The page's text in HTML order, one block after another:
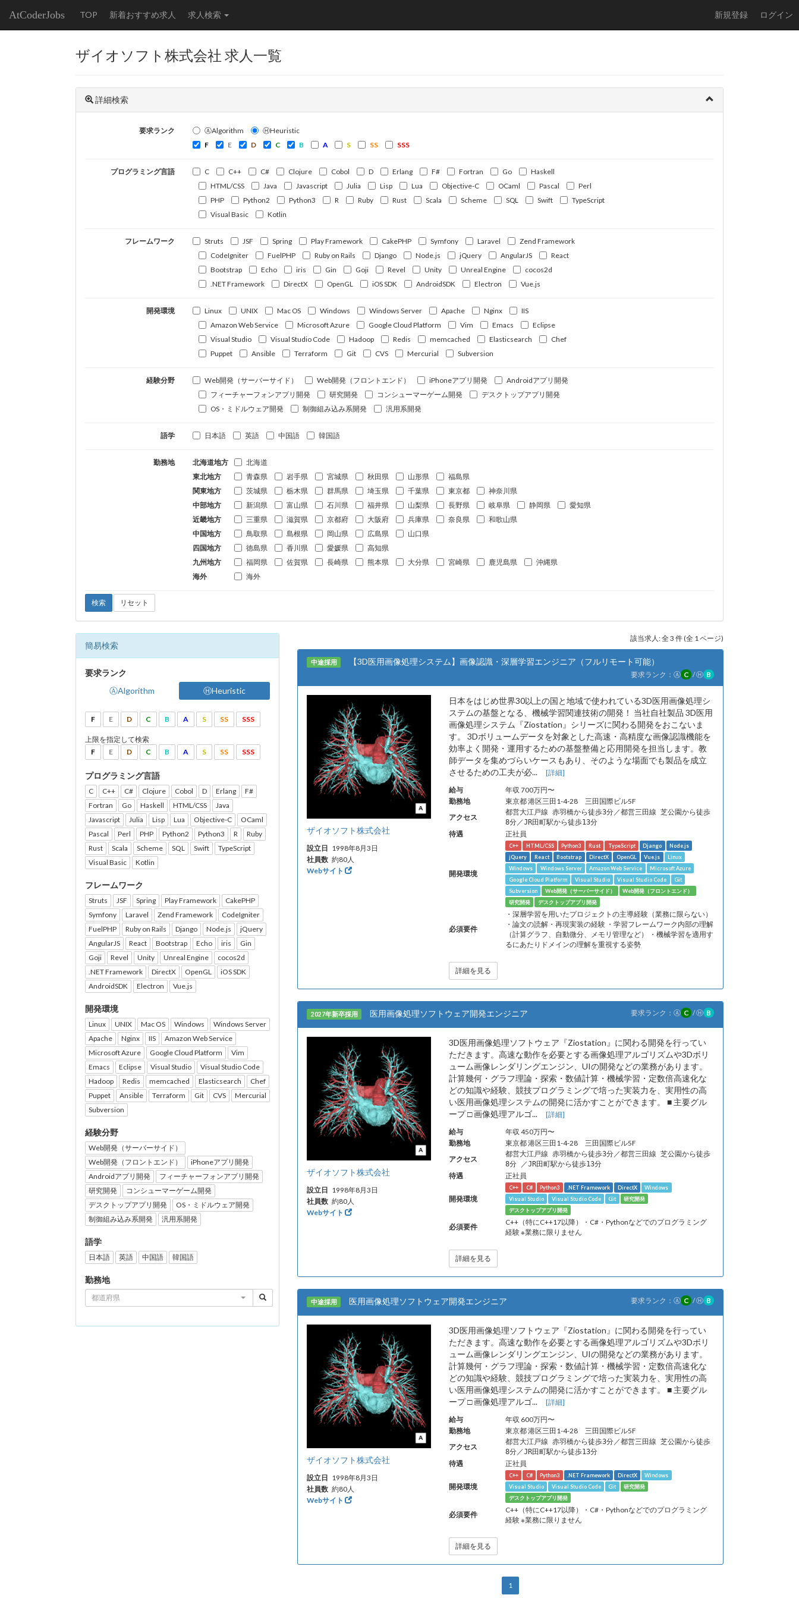
AtCoderJobs TOP 新着おすすめ求人 求人検索 新規登録 ログイン
ザイオソフト株式会社 求人一覧
詳細検索
要求ランク ⒶAlgorithm
ⒽHeuristic
F
E D C B A S SS SSS
プログラミング言語 C C++ C# Clojure Cobol D Erlang F# Fortran Go
Haskell
HTML/CSS
Java Javascript Julia Lisp Lua Objective-C OCaml Pascal
Perl
PHP
Python2 Python3 R Ruby Rust Scala Scheme SQL Swift
TypeScript
Visual Basic
Kotlin
フレームワーク Struts JSF Spring Play Framework CakePHP Symfony Laravel
Zend Framework
CodeIgniter
FuelPHP Ruby on Rails Django Node.js jQuery AngularJS
React
Bootstrap
Echo iris Gin Goji Revel Unity Unreal Engine
cocos2d
.NET Framework
DirectX OpenGL iOS SDK AndroidSDK Electron Vue.js
開発環境 Linux UNIX Mac OS Windows Windows Server Apache Nginx
IIS
Amazon Web Service
Microsoft Azure Google Cloud Platform Vim Emacs
Eclipse
Visual Studio
Visual Studio Code Hadoop Redis memcached Elasticsearch
Chef
Puppet
Ansible Terraform Git CVS Mercurial Subversion
経験分野 Web開発（サーバーサイド） Web開発（フロントエンド） iPhoneアプリ開発
Androidアプリ開発
フィーチャーフォンアプリ開発
研究開発 コンシューマーゲーム開発
デスクトップアプリ開発
OS・ミドルウェア開発
制御組み込み系開発 汎用系開発
語学 日本語 英語 中国語 韓国語
勤務地 北海道地方
北海道
東北地方
青森県 岩手県 宮城県 秋田県 山形県
福島県
関東地方
茨城県 栃木県 群馬県 埼玉県 千葉県 東京都
神奈川県
中部地方
新潟県 富山県 石川県 福井県 山梨県 長野県 岐阜県 静岡県
愛知県
近畿地方
三重県 滋賀県 京都府 大阪府 兵庫県 奈良県
和歌山県
中国地方
鳥取県 島根県 岡山県 広島県
山口県
四国地方
徳島県 香川県 愛媛県
高知県
九州地方
福岡県 佐賀県 長崎県 熊本県 大分県 宮崎県 鹿児島県
沖縄県
海外
海外
検索 リセット
簡易検索
要求ランク
ⒶAlgorithm
ⒽHeuristic
F E D C B A S SS SSS
上限を指定して検索
F
E D C B A S SS SSS
プログラミング言語
C C++ C# Clojure Cobol D Erlang
F#
Fortran
Go Haskell HTML/CSS
Java
Javascript
Julia Lisp Lua Objective-C
OCaml
Pascal
Perl PHP Python2 Python3 R
Ruby
Rust
Scala Scheme SQL Swift
TypeScript
Visual Basic
Kotlin
フレームワーク
Struts JSF Spring Play Framework
CakePHP
Symfony
Laravel Zend Framework
CodeIgniter
FuelPHP
Ruby on Rails Django Node.js
jQuery
AngularJS
React Bootstrap Echo iris
Gin
Goji
Revel Unity Unreal Engine
cocos2d
.NET Framework
DirectX OpenGL
iOS SDK
AndroidSDK
Electron Vue.js
開発環境
Linux UNIX Mac OS Windows
Windows Server
Apache
Nginx IIS
Amazon Web Service
Microsoft Azure
Google Cloud Platform
Vim
Emacs
Eclipse Visual Studio
Visual Studio Code
Hadoop
Redis memcached Elasticsearch
Chef
Puppet
Ansible Terraform Git CVS
Mercurial
Subversion
経験分野
Web開発（サーバーサイド）
Web開発（フロントエンド）
iPhoneアプリ開発
Androidアプリ開発
フィーチャーフォンアプリ開発
研究開発
コンシューマーゲーム開発
デスクトップアプリ開発
OS・ミドルウェア開発
制御組み込み系開発
汎用系開発
語学
日本語 英語 中国語 韓国語
勤務地
都道府県
該当求人: 全 3 件 (全 1 ページ)
中途採用 【3D医用画像処理システム】画像認識・深層学習エンジニア（フルリモート可能）
要求ランク： Ⓐ C /Ⓗ B
ザイオソフト株式会社
設立日 1998年8月3日
社員数 約80人
Webサイト
日本をはじめ世界30以上の国と地域で使われている3D医用画像処理シ
ステムの基盤となる、機械学習関連技術の開発！ 当社自社製品 3D医用
画像処理システム『Ziostation』シリーズに関わる開発をおこないま
す。 3Dボリュームデータを対象とした高速・高精度な画像認識機能を
効率よく開発・運用するための基盤整備と応用開発を担当します。教
師データを集めづらいケースもあり、そのような場面でも製品を成立
させるための工夫が必... [詳細]
給与
年収 700万円〜
勤務地
東京都 港区三田1-4-28 三田国際ビル5F
アクセス
都営大江戸線 赤羽橋から徒歩3分／都営三田線 芝公園から徒歩
8分／JR田町駅から徒歩13分
待遇 正社員
開発環境
C++ HTML/CSS Python3 Rust TypeScript Django
Node.js
jQuery
React Bootstrap DirectX OpenGL Vue.js
Linux
Windows
Windows Server Amazon Web Service
Microsoft Azure
Google Cloud Platform
Visual Studio Visual Studio Code
Git
Subversion
Web開発（サーバーサイド）
Web開発（フロントエンド）
研究開発
デスクトップアプリ開発
必須要件
・深層学習を用いたプロジェクトの主導経験（業務に限らない）
・論文の読解・再現実装の経験 ・学習フレームワーク内部の理解
（計算グラフ、自動微分、メモリ管理など） ・機械学習を適用す
るにあたりドメインの理解を重視する姿勢
詳細を見る
2027年新卒採用 医用画像処理ソフトウェア開発エンジニア 要求ランク： Ⓐ C /Ⓗ B
ザイオソフト株式会社
設立日 1998年8月3日
社員数 約80人
Webサイト
3D医用画像処理ソフトウェア『Ziostation』に関わる開発を行ってい
ただきます。高速な動作を必要とする画像処理アルゴリズムや3Dボリ
ューム画像レンダリングエンジン、UIの開発などの業務があります。
計算幾何・グラフ理論・探索・数値計算・機械学習・定数倍高速化な
どの知識や経験、競技プログラミングで培った実装力を、実用性の高
い医用画像処理システムの開発に活かすことができます。 ■ 主要グル
ープ □ 画像処理アルゴ... [詳細]
給与
年収 450万円〜
勤務地
東京都 港区三田1-4-28 三田国際ビル5F
アクセス
都営大江戸線 赤羽橋から徒歩3分／都営三田線 芝公園から徒歩
8分 ／JR田町駅から徒歩13分
待遇 正社員
開発環境
C++ C# Python3 .NET Framework DirectX
Windows
Visual Studio
Visual Studio Code Git
研究開発
デスクトップアプリ開発
必須要件
C++（特にC++17以降）・C#・Pythonなどでのプログラミング
経験 ※業務に限りません
詳細を見る
中途採用 医用画像処理ソフトウェア開発エンジニア 要求ランク： Ⓐ C /Ⓗ B
ザイオソフト株式会社
設立日 1998年8月3日
社員数 約80人
Webサイト
3D医用画像処理ソフトウェア『Ziostation』に関わる開発を行ってい
ただきます。高速な動作を必要とする画像処理アルゴリズムや3Dボリ
ューム画像レンダリングエンジン、UIの開発などの業務があります。
計算幾何・グラフ理論・探索・数値計算・機械学習・定数倍高速化な
どの知識や経験、競技プログラミングで培った実装力を、実用性の高
い医用画像処理システムの開発に活かすことができます。 ■ 主要グル
ープ □ 画像処理アルゴ... [詳細]
給与
年収 600万円〜
勤務地
東京都 港区三田1-4-28 三田国際ビル5F
アクセス
都営大江戸線 赤羽橋から徒歩3分／都営三田線 芝公園から徒歩
8分／JR田町駅から徒歩13分
待遇 正社員
開発環境
C++ C# Python3 .NET Framework DirectX
Windows
Visual Studio
Visual Studio Code Git
研究開発
デスクトップアプリ開発
必須要件
C++（特にC++17以降）・C#・Pythonなどでのプログラミング
経験 ※業務に限りません
詳細を見る
1